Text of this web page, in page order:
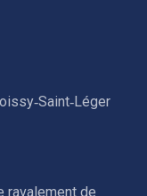
ravalement de